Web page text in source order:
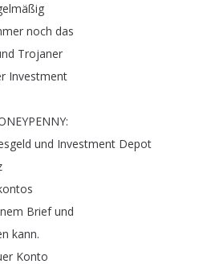
noch das
Trojaner
Investment
:
und Investment Depot
Brief und
kann.
Konto